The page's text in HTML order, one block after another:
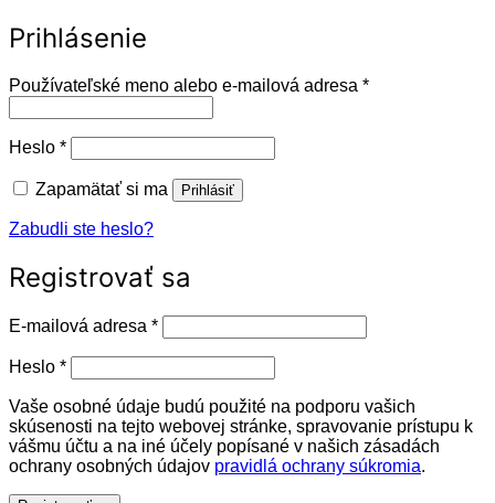
Prihlásenie
Používateľské meno alebo e-mailová adresa *Povinné
Heslo *Povinné
Zapamätať si ma Prihlásiť
Zabudli ste heslo?
Registrovať sa
E-mailová adresa *Povinné
Heslo *Povinné
Vaše osobné údaje budú použité na podporu vašich
skúsenosti na tejto webovej stránke, spravovanie prístupu k
vášmu účtu a na iné účely popísané v našich zásadách
ochrany osobných údajov pravidlá ochrany súkromia.